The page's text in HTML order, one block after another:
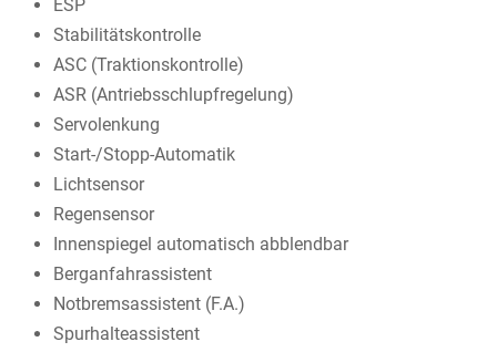
ESP
Stabilitätskontrolle
ASC (Traktionskontrolle)
ASR (Antriebsschlupfregelung)
Servolenkung
Start-/Stopp-Automatik
Lichtsensor
Regensensor
Innenspiegel automatisch abblendbar
Berganfahrassistent
Notbremsassistent (F.A.)
Spurhalteassistent